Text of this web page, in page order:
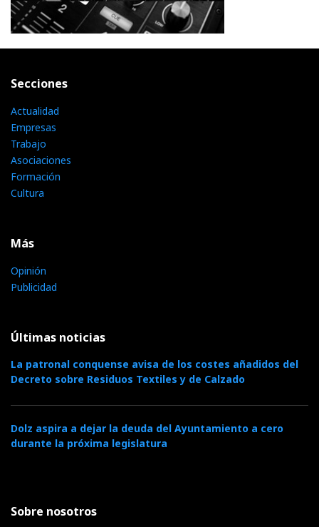
Secciones
Actualidad
Empresas
Trabajo
Asociaciones
Formación
Cultura
Más
Opinión
Publicidad
Últimas noticias
La patronal conquense avisa de los costes añadidos del
Decreto sobre Residuos Textiles y de Calzado
Dolz aspira a dejar la deuda del Ayuntamiento a cero
durante la próxima legislatura
Sobre nosotros